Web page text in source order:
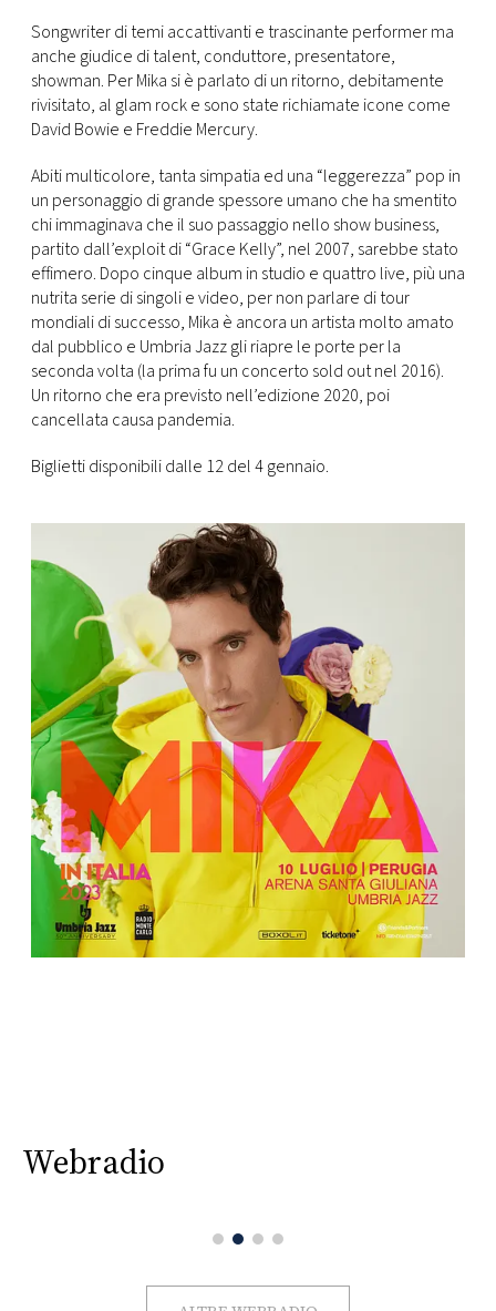
Songwriter di temi accattivanti e trascinante performer ma
anche giudice di talent, conduttore, presentatore,
showman. Per Mika si è parlato di un ritorno, debitamente
rivisitato, al glam rock e sono state richiamate icone come
David Bowie e Freddie Mercury.
Abiti multicolore, tanta simpatia ed una “leggerezza” pop in
un personaggio di grande spessore umano che ha smentito
chi immaginava che il suo passaggio nello show business,
partito dall’exploit di “Grace Kelly”, nel 2007, sarebbe stato
effimero. Dopo cinque album in studio e quattro live, più una
nutrita serie di singoli e video, per non parlare di tour
mondiali di successo, Mika è ancora un artista molto amato
dal pubblico e Umbria Jazz gli riapre le porte per la
seconda volta (la prima fu un concerto sold out nel 2016).
Un ritorno che era previsto nell’edizione 2020, poi
cancellata causa pandemia.
Biglietti disponibili dalle 12 del 4 gennaio.
Webradio